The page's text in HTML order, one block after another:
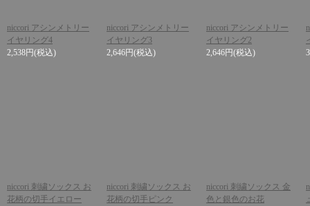
niccori アシンメトリー
イヤリング4
2,538円(税込)
niccori アシンメトリー
イヤリング3
2,646円(税込)
niccori アシンメトリー
イヤリング2
2,646円(税込)
niccori 刺繍ソックス お
花柄の切手イエロー
niccori 刺繍ソックス お
花柄の切手ピンク
niccori 刺繍ソックス 金
色と銀色のお花